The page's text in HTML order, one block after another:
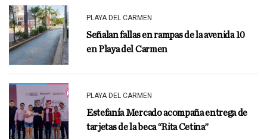
PLAYA DEL CARMEN
Señalan fallas en rampas de la avenida 10
en Playa del Carmen
PLAYA DEL CARMEN
Estefanía Mercado acompaña entrega de
tarjetas de la beca “Rita Cetina”